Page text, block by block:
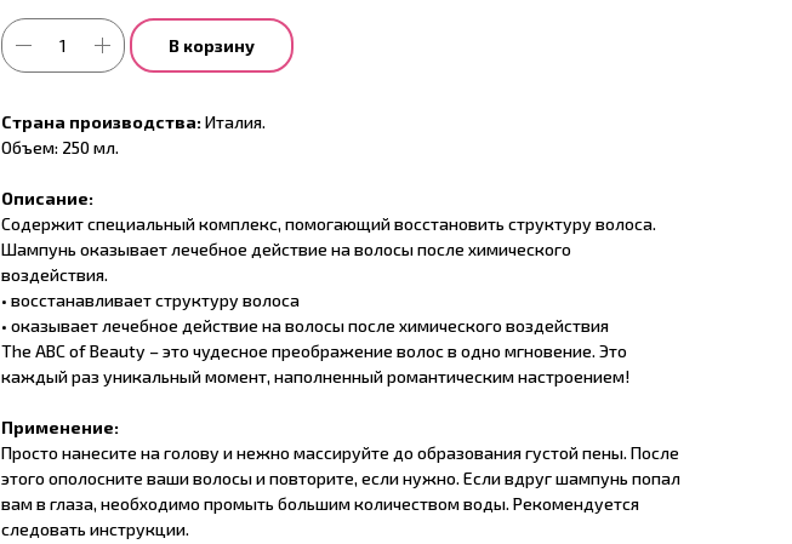
В корзину
Страна производства:Италия.
Объем: 250 мл.
Описание:
Содержит специальный комплекс, помогающий восстановить структуру волоса.
Шампунь оказывает лечебное действие на волосы после химического
воздействия.
• восстанавливает структуру волоса⠀
• оказывает лечебное действие на волосы после химического воздействия
The ABC of Beauty – это чудесное преображение волос в одно мгновение. Это
каждый раз уникальный момент, наполненный романтическим настроением!
Применение:
Просто нанесите на голову и нежно массируйте до образования густой пены. После
этого ополосните ваши волосы и повторите, если нужно. Если вдруг шампунь попал
вам в глаза, необходимо промыть большим количеством воды. Рекомендуется
следовать инструкции.